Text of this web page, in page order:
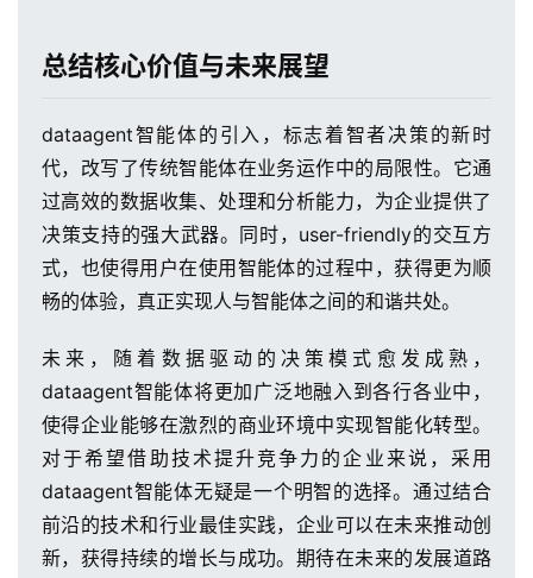
总结核心价值与未来展望
dataagent智能体的引入，标志着智者决策的新时
代，改写了传统智能体在业务运作中的局限性。它通
过高效的数据收集、处理和分析能力，为企业提供了
决策支持的强大武器。同时，user-friendly的交互方
式，也使得用户在使用智能体的过程中，获得更为顺
畅的体验，真正实现人与智能体之间的和谐共处。
未来，随着数据驱动的决策模式愈发成熟，
dataagent智能体将更加广泛地融入到各行各业中，
使得企业能够在激烈的商业环境中实现智能化转型。
对于希望借助技术提升竞争力的企业来说，采用
dataagent智能体无疑是一个明智的选择。通过结合
前沿的技术和行业最佳实践，企业可以在未来推动创
新，获得持续的增长与成功。期待在未来的发展道路